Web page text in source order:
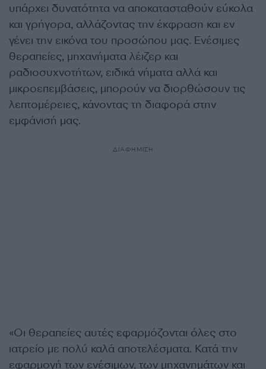
υπάρχει δυνατότητα να αποκατασταθούν εύκολα
και γρήγορα, αλλάζοντας την έκφραση και εν
γένει την εικόνα του προσώπου μας. Ενέσιμες
θεραπείες, μηχανήματα λέιζερ και
ραδιοσυχνοτήτων, ειδικά νήματα αλλά και
μικροεπεμβάσεις, μπορούν να διορθώσουν τις
λεπτομέρειες, κάνοντας τη διαφορά στην
εμφάνισή μας.
ΔΙΑΦΗΜΙΣΗ
«Οι θεραπείες αυτές εφαρμόζονται όλες στο
ιατρείο με πολύ καλά αποτελέσματα. Κατά την
εφαρμογή των ενέσιμων, των μηχανημάτων και